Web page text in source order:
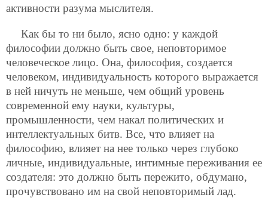
активности разума мыслителя.
Как бы то ни было, ясно одно: у каждой
философии должно быть свое, неповторимое
человеческое лицо. Она, философия, создается
человеком, индивидуальность которого выражается
в ней ничуть не меньше, чем общий уровень
современной ему науки, культуры,
промышленности, чем накал политических и
интеллектуальных битв. Все, что влияет на
философию, влияет на нее только через глубоко
личные, индивидуальные, интимные переживания ее
создателя: это должно быть пережито, обдумано,
прочувствовано им на свой неповторимый лад.